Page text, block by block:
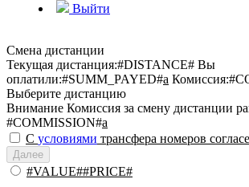
Выйти
Смена дистанции
Текущая дистанция:#DISTANCE# Вы
оплатили:#SUMM_PAYED#a Комиссия:
Выберите дистанцию
Внимание Комиссия за смену дистанции
#COMMISSION#a
С условиями трансфера номеров
Далее
#VALUE##PRICE#